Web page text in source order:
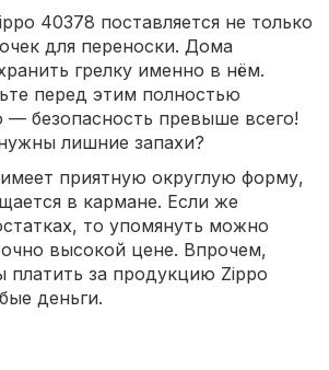
40378 поставляется не только
для переноски. Дома
грелку именно в нём.
перед этим полностью
— безопасность превыше всего!
лишние запахи?
приятную округлую форму,
в кармане. Если же
то упомянуть можно
высокой цене. Впрочем,
платить за продукцию Zippo
деньги.